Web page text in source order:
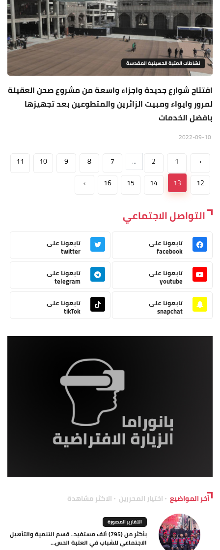
نشاطات العتبة الحسينية المقدسة
افتتاح شوارع جديدة واجزاء واسعة من مشروع صحن العقيلة
لمرور وايواء ومبيت الزائرين والمتطوعين بعد تجهيزها
بافضل الخدمات
‹
1
2
...
7
8
9
10
11
12
13
14
15
16
›
التواصل الاجتماعي
تابعونا على
facebook
تابعونا على
twitter
تابعونا على
youtube
تابعونا على
telegram
تابعونا على
snapchat
تابعونا على
tikTok
آخر المواضيع اختيار المحررين الاكثر مشاهدة
التقارير المصورة
بأكثر من (795) ألف مستفيد.. قسم التنمية والتأهيل
الاجتماعي للشباب في العتبة الحس...